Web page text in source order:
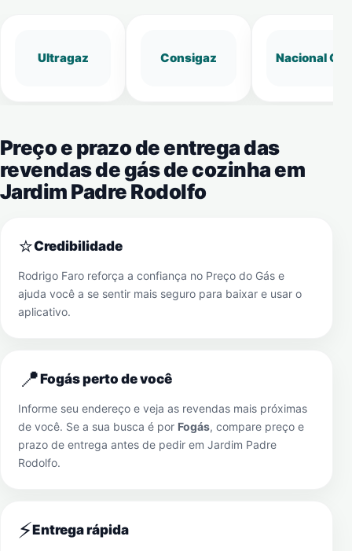
Ultragaz Consigaz Nacional Gás
Preço e prazo de entrega das
revendas de gás de cozinha em
Jardim Padre Rodolfo
⭐Credibilidade
Rodrigo Faro reforça a confiança no Preço do Gás e
ajuda você a se sentir mais seguro para baixar e usar o
aplicativo.
📍Fogás perto de você
Informe seu endereço e veja as revendas mais próximas
de você. Se a sua busca é por Fogás, compare preço e
prazo de entrega antes de pedir em Jardim Padre
Rodolfo.
⚡Entrega rápida